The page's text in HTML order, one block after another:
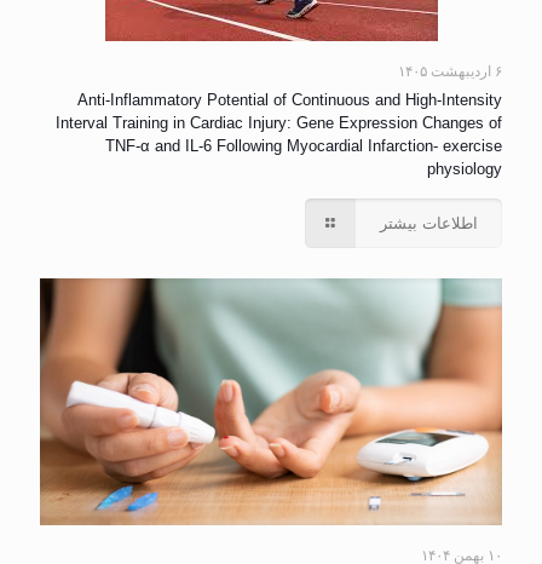
۶ اردیبهشت ۱۴۰۵
Anti-Inflammatory Potential of Continuous and High-Intensity
Interval Training in Cardiac Injury: Gene Expression Changes of
TNF-α and IL-6 Following Myocardial Infarction- exercise
physiology
اطلاعات بیشتر
۱۰ بهمن ۱۴۰۴